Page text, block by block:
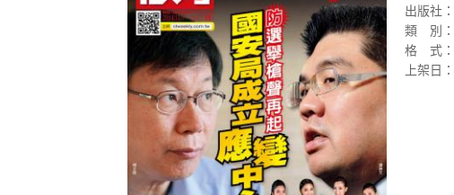
出版社：
類
別：
格
式：
上架日：